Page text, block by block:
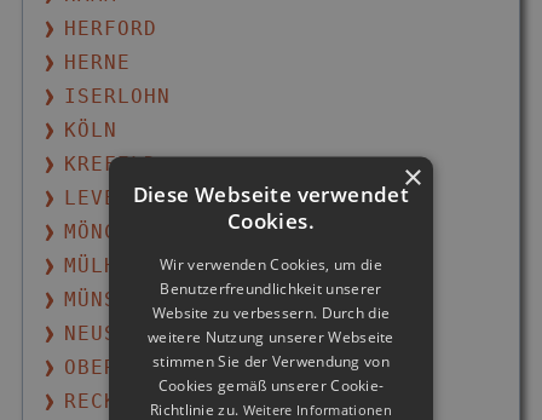
HERFORD
HERNE
ISERLOHN
KÖLN
KREFELD
LEVERKUSEN
MÖNCHENGLADBACH
MÜLHEIM AN DER RUHR
MÜNSTER
NEUSS
OBERHAUSEN
RECKLINGHAUSEN
×
Diese Webseite verwendet
Cookies.
Wir verwenden Cookies, um die
Benutzerfreundlichkeit unserer
Website zu verbessern. Durch die
weitere Nutzung unserer Webseite
stimmen Sie der Verwendung von
Cookies gemäß unserer Cookie-
Richtlinie zu. Weitere Informationen